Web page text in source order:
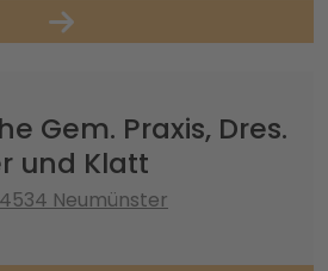
Gem. Praxis, Dres.
und Klatt
Neumünster